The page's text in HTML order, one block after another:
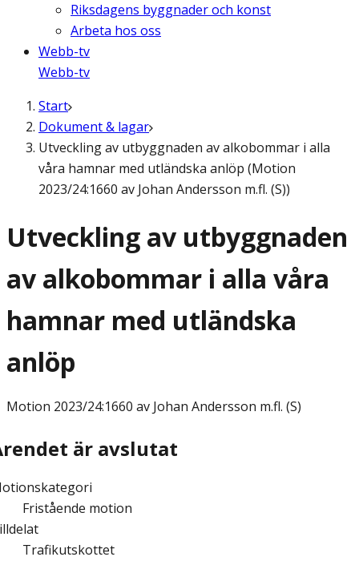
Riksdagens byggnader och konst
Arbeta hos oss
Webb-tv
Webb-tv
Start
Dokument & lagar
Utveckling av utbyggnaden av alkobommar i alla
våra hamnar med utländska anlöp (Motion
2023/24:1660 av Johan Andersson m.fl. (S))
Utveckling av utbyggnaden
av alkobommar i alla våra
hamnar med utländska
anlöp
Motion 2023/24:1660 av Johan Andersson m.fl. (S)
är avslutat
Fristående motion
Trafikutskottet